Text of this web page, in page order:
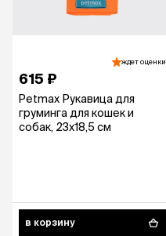
ждет оценки
615 ₽
Petmax Рукавица для
груминга для кошек и
собак, 23х18,5 см
в корзину